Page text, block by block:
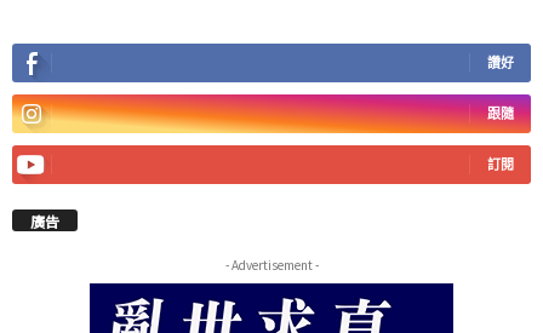
讚好
跟隨
訂閱
廣告
- Advertisement -